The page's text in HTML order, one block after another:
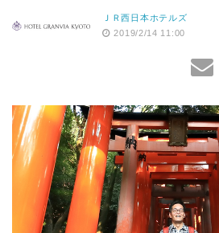
ＪＲ西日本ホテルズ
2019/2/14 11:00